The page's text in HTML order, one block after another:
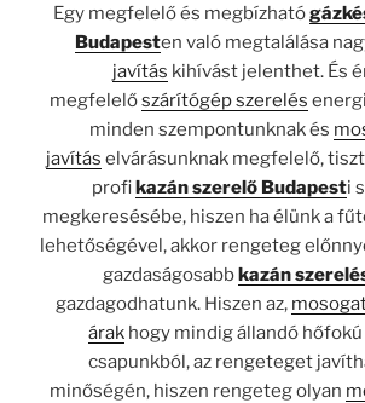
Egy megfelelő és megbízható
Budapesten való megtalálása
javítás kihívást jelenthet. És
megfelelőszárítógép szerelés
minden szempontunknak és
javítás elvárásunknak megfelelő,
profikazán szerelő Budapesti
megkeresésébe, hiszen ha élünk a
lehetőségével, akkor rengeteg
gazdaságosabbkazán
gazdagodhatunk. Hiszen az,
árak hogy mindig állandó
csapunkból, az rengeteget
minőségén, hiszen rengeteg olyan